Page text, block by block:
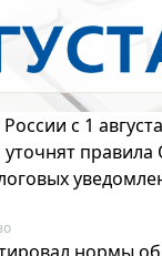
с 1
уточнят